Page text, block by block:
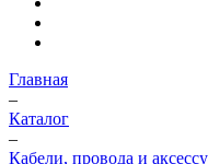
Главная
–
Каталог
–
Кабели, провода и